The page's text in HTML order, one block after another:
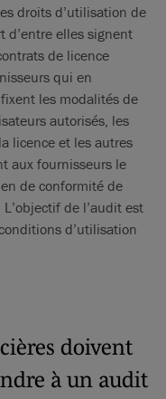
droits d’utilisation de
d’entre elles signent
de licence
qui en
les modalités de
autorisés, les
licence et les autres
aux fournisseurs le
de conformité de
de l’audit est
d’utilisation
doivent
à un audit